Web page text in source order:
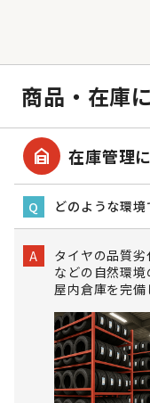
商品・在庫
garage_home 在庫管理
Q どのような環
A
タイヤの品質
などの自然環
屋内倉庫を完備